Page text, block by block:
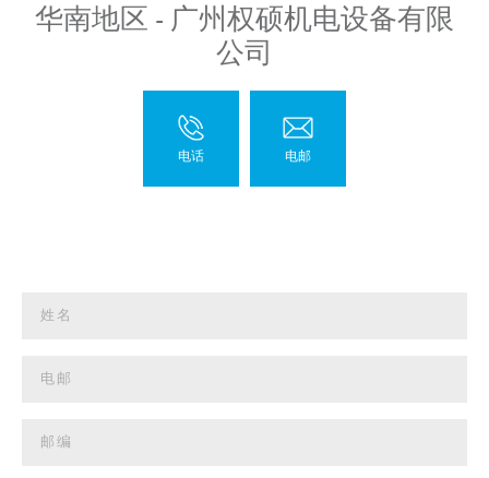
华南地区 - 广州权硕机电设备有限
公司